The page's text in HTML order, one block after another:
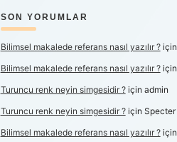
SON YORUMLAR
Bilimsel makalede referans nasıl yazılır ?için
Bilimsel makalede referans nasıl yazılır ?için
Turuncu renk neyin simgesidir ?için admin
Turuncu renk neyin simgesidir ?için Specter
Bilimsel makalede referans nasıl yazılır ?için